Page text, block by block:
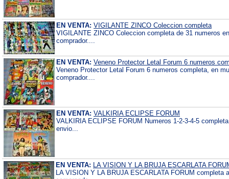
EN VENTA: VIGILANTE ZINCO Coleccion completa
VIGILANTE ZINCO Coleccion completa de 31 numeros
comprador....
EN VENTA: Veneno Protector Letal Forum 6 numeros
Veneno Protector Letal Forum 6 numeros completa, en
comprador....
EN VENTA: VALKIRIA ECLIPSE FORUM
VALKIRIA ECLIPSE FORUM Numeros 1-2-3-4-5
envio...
EN VENTA: LA VISION Y LA BRUJA ESCARLATA
LA VISION Y LA BRUJA ESCARLATA FORUM completa